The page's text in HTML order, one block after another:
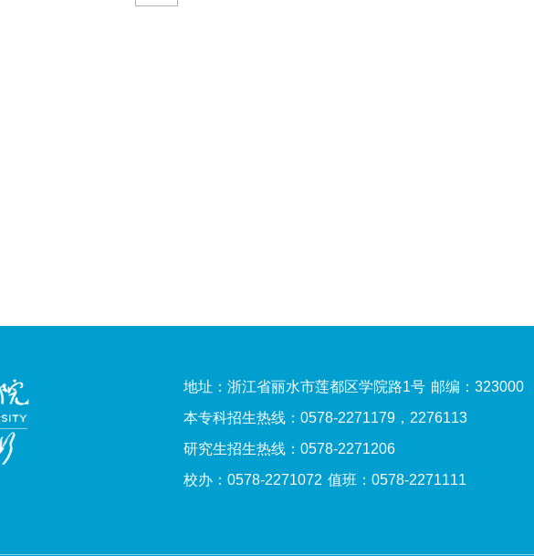
地址：浙江省丽水市莲都区学院路1号 邮编：323000
本专科招生热线：0578-2271179，2276113
研究生招生热线：0578-2271206
校办：0578-2271072 值班：0578-2271111